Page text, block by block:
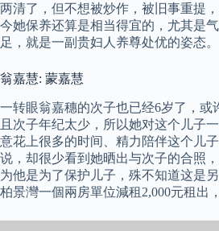
两清了，但不想被炒作，被旧事重提
今她保养还算是相当得宜的，尤其是
足，就是一副贵妇人养尊处优的姿态。
翁嘉慧: 蒙嘉慧
一转眼翁嘉穗的次子也已经6岁了，或
且次子年纪太少，所以她对这个儿子
意花上很多的时间、精力陪伴这个儿
说，却很少看到她晒出与次子的合照
为他是为了保护儿子，殊不知道这是
柏景灣一個兩房單位減租2,000元租出